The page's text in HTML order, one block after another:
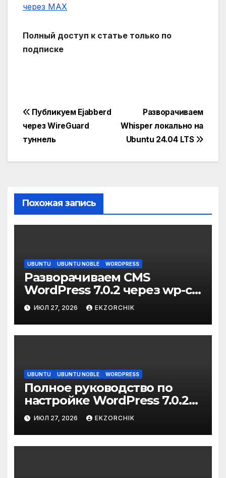
через MAX
Полный доступ к статье только по
подписке
Навигация
по
записям
Разворачиваем
Whisper локально на
Ubuntu 24.04 LTS
Публикуем Ejabberd
через WireGuard
туннель
Похожая запись
UBUNTU UBUNTU NOBLE WORDPRESS
Разворачиваем CMS
WordPress 7.0.2 через wp-cli
на Ubuntu 24.04 LTS Server
ИЮЛ 27, 2026 EKZORCHIK
UBUNTU UBUNTU NOBLE WORDPRESS
Полное руководство по
настройке WordPress 7.0.2
on Ubuntu 24.04 Server
ИЮЛ 27, 2026 EKZORCHIK